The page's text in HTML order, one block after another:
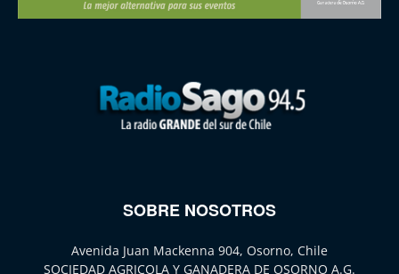
SOBRE NOSOTROS
Avenida Juan Mackenna 904, Osorno, Chile
SOCIEDAD AGRICOLA Y GANADERA DE OSORNO A.G.